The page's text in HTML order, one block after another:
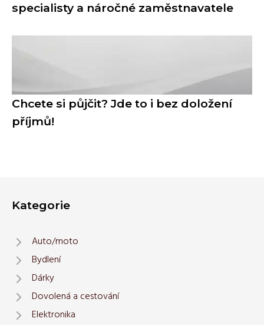
specialisty a náročné zaměstnavatele
Chcete si půjčit? Jde to i bez doložení
příjmů!
Kategorie
Auto/moto
Bydlení
Dárky
Dovolená a cestování
Elektronika